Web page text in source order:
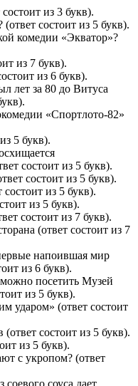
из 3 букв).
состоит из 5 букв).
комедии «Экватор»?
из 7 букв).
из 6 букв).
лет за 80 до Витуса
«Спортлото-82»
5 букв).
состоит из 5 букв).
состоит из 5 букв).
из 5 букв).
из 5 букв).
состоит из 7 букв).
(ответ состоит из 7
напоившая мир
из 6 букв).
посетить Музей
из 5 букв).
ударом» (ответ состоит
состоит из 5 букв).
из 5 букв).
с укропом? (ответ
соуса дает